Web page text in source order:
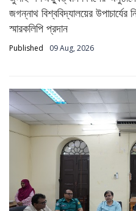
জগন্নাথ বিশ্ববিদ্যালয়ের
স্মারকলিপি প্রদান
Published 09 Aug, 2026